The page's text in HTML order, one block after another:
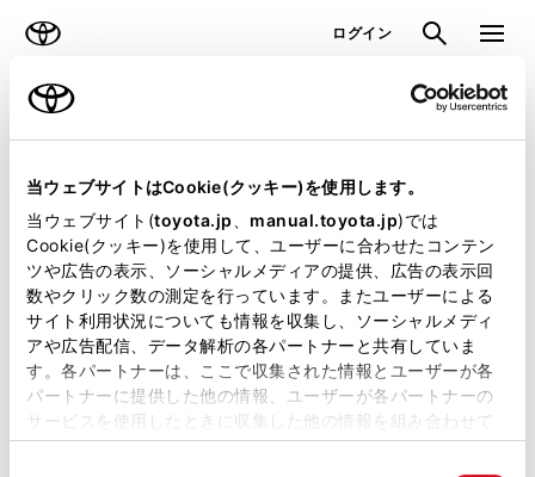
当ウェブサイトはCookie(クッキー)を使用します。
当ウェブサイト(toyota.jp manual.toyota.jp)では
Cookie(クッキー)を使用して、ユーザーに合わせたコンテン
ツや広告の表示、ソーシャルメディアの提供、広告の表示回
数やクリック数の測定を行っています。またユーザーによる
サイト利用状況についても情報を収集し、ソーシャルメディ
アや広告配信、データ解析の各パートナーと共有していま
す。各パートナーは、ここで収集された情報とユーザーが各
パートナーに提供した他の情報、ユーザーが各パートナーの
サービスを使用したときに収集した他の情報を組み合わせて
使用することがあります。当ウェブサイトの使用を続行する
ログイン 検索 メニュ
ラインアップ トピックス
購入相談
購入相談するお店の探し⽅をお選びください。
選択車種（変更）
ハリアー